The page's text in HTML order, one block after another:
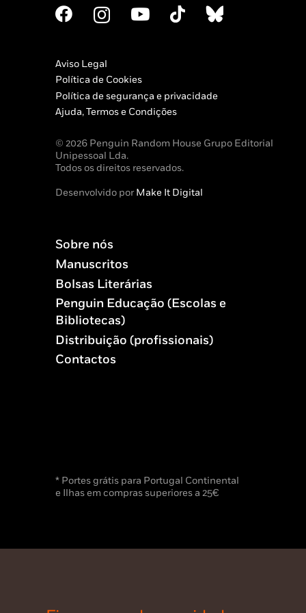
Aviso Legal
Política de Cookies
Política de segurança e privacidade
Ajuda, Termos e Condições
© 2026 Penguin Random House Grupo Editorial
Unipessoal Lda.
Todos os direitos reservados.
Desenvolvido porMake It Digital
Sobre nós
Manuscritos
Bolsas Literárias
Penguin Educação (Escolas e
Bibliotecas)
Distribuição (profissionais)
Contactos
* Portes grátis para Portugal Continental
e Ilhas em compras superiores a 25€